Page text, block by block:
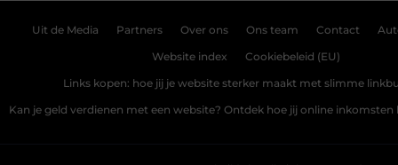
Uit de Media Partners Over ons Ons team Contact
Website index Cookiebeleid (EU)
Links kopen: hoe jij je website sterker maakt met slimme
Kan je geld verdienen met een website? Ontdek hoe jij online